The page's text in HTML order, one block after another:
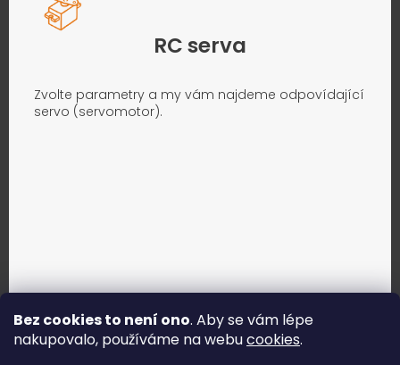
Bez cookies to není ono. Aby se vám lépe
nakupovalo, používáme na webucookies.
RC serva
Zvolte parametry a my vám najdeme odpovídající
servo (servomotor).